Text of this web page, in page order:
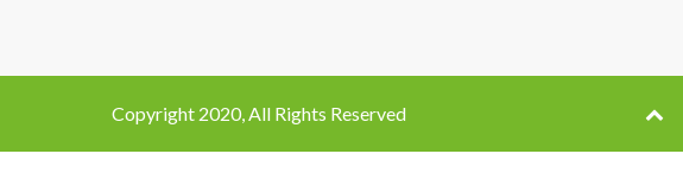
Copyright 2020, All Rights Reserved